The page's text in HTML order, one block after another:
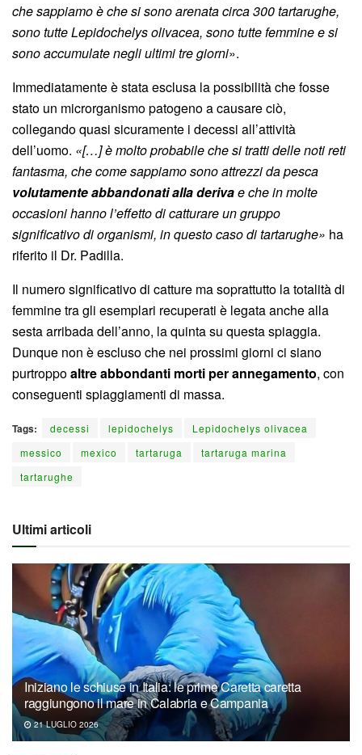
che sappiamo è che si sono arenata circa 300 tartarughe,
sono tutte Lepidochelys olivacea, sono tutte femmine e si
sono accumulate negli ultimi tre giorni».
Immediatamente è stata esclusa la possibilità che fosse
stato un microrganismo patogeno a causare ciò,
collegando quasi sicuramente i decessi all’attività
dell’uomo. «[…] è molto probabile che si tratti delle noti reti
fantasma, che come sappiamo sono attrezzi da pesca
volutamente abbandonati alla derivae che in molte
occasioni hanno l’effetto di catturare un gruppo
significativo di organismi, in questo caso di tartarughe» ha
riferito il Dr. Padilla.
Il numero significativo di catture ma soprattutto la totalità di
femmine tra gli esemplari recuperati è legata anche alla
sesta arribada dell’anno, la quinta su questa spiaggia.
Dunque non è escluso che nei prossimi giorni ci siano
purtroppoaltre abbondanti morti per annegamento, con
conseguenti spiaggiamenti di massa.
Tags: decessi lepidochelys
Lepidochelys olivacea
messico
mexico tartaruga
tartaruga marina
tartarughe
Ultimi articoli
Iniziano le schiuse in Italia: le prime Caretta caretta
raggiungono il mare in Calabria e Campania
21 LUGLIO 2026